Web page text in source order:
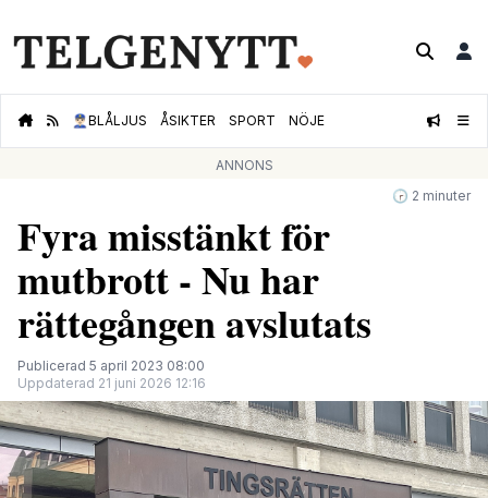
👮🏻‍♂️BLÅLJUS ÅSIKTER SPORT NÖJE
ANNONS
🕝 2 minuter
Fyra misstänkt för
mutbrott - Nu har
rättegången avslutats
Publicerad 5 april 2023 08:00
Uppdaterad 21 juni 2026 12:16